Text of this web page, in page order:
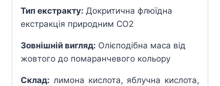
Тип екстракту: Докритична флюїдна
екстракція природним СО2
Зовнішній вигляд: Олієподібна маса від
жовтого до помаранчевого кольору
Склад: лимона кислота, яблучна кислота,